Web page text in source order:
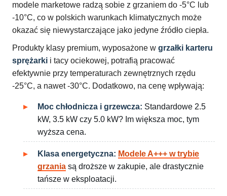
modele marketowe radzą sobie z grzaniem do -5°C lub
-10°C, co w polskich warunkach klimatycznych może
okazać się niewystarczające jako jedyne źródło ciepła.
Produkty klasy premium, wyposażone w grzałki karteru
sprężarki i tacy ociekowej, potrafią pracować
efektywnie przy temperaturach zewnętrznych rzędu
-25°C, a nawet -30°C. Dodatkowo, na cenę wpływają:
Moc chłodnicza i grzewcza: Standardowe 2.5
kW, 3.5 kW czy 5.0 kW? Im większa moc, tym
wyższa cena.
Klasa energetyczna: Modele A+++ w trybie
grzania są droższe w zakupie, ale drastycznie
tańsze w eksploatacji.